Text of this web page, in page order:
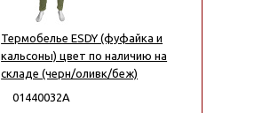
Термобелье ESDY (фуфайка и
кальсоны) цвет по наличию на
складе (черн/оливк/беж)
01440032А